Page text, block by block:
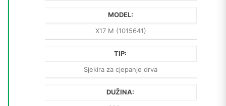
MODEL:
X17 M (1015641)
TIP:
Sjekira za cjepanje drva
DUŽINA: